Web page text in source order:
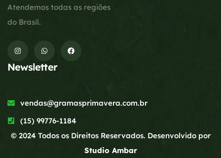
Atendemos todas as regiões
do Brasil.
Newsletter
vendas@gramasprimavera.com.br
(15) 99776-1184
© 2024 Todos os Direitos Reservados. Desenvolvido por
Studio Ambar